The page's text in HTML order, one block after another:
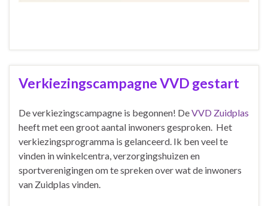
Verkiezingscampagne VVD gestart
De verkiezingscampagne is begonnen! DeVVD Zuidplas
heeft met een groot aantal inwoners gesproken. Het
verkiezingsprogramma is gelanceerd. Ik ben veel te
vinden in winkelcentra, verzorgingshuizen en
sportverenigingen om te spreken over wat de inwoners
van Zuidplas vinden.